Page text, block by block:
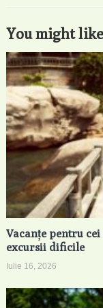
You might like
Vacanțe pentru cei
excursii dificile
Iulie 16, 2026